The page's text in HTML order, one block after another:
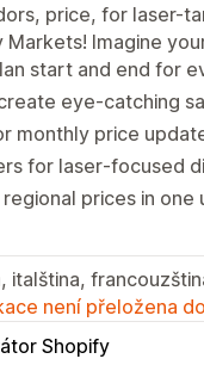
price, for laser-
Imagine
start and end for
eye‑catching
monthly price
for laser‑focused
prices in one
italština,
není přeložena
Shopify